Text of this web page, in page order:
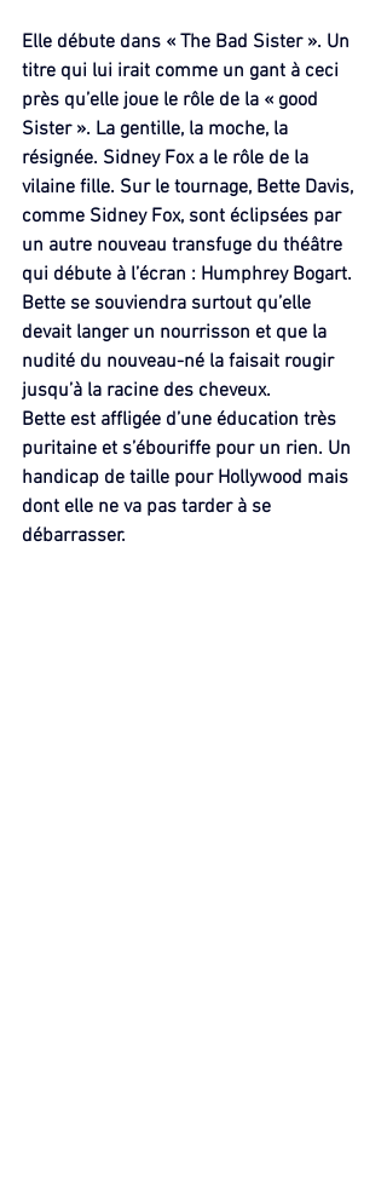
Elle débute dans « The Bad Sister ». Un
titre qui lui irait comme un gant à ceci
près qu’elle joue le rôle de la « good
Sister ». La gentille, la moche, la
résignée. Sidney Fox a le rôle de la
vilaine fille. Sur le tournage, Bette Davis,
comme Sidney Fox, sont éclipsées par
un autre nouveau transfuge du théâtre
qui débute à l’écran : Humphrey Bogart.
Bette se souviendra surtout qu’elle
devait langer un nourrisson et que la
nudité du nouveau-né la faisait rougir
jusqu’à la racine des cheveux.
Bette est affligée d’une éducation très
puritaine et s’ébouriffe pour un rien. Un
handicap de taille pour Hollywood mais
dont elle ne va pas tarder à se
débarrasser.